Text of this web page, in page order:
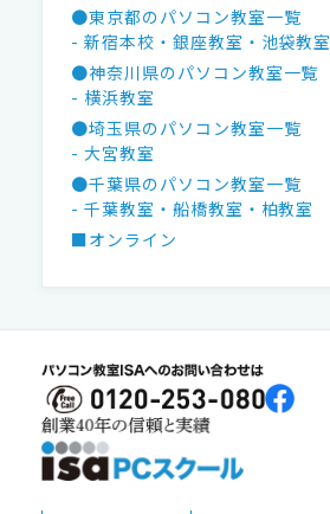
●東京都のパソコン教室一覧
- 新宿本校 ・銀座教室 ・池袋教室
●神奈川県のパソコン教室一覧
- 横浜教室
●埼玉県のパソコン教室一覧
- 大宮教室
●千葉県のパソコン教室一覧
- 千葉教室 ・船橋教室 ・柏教室
■オンライン